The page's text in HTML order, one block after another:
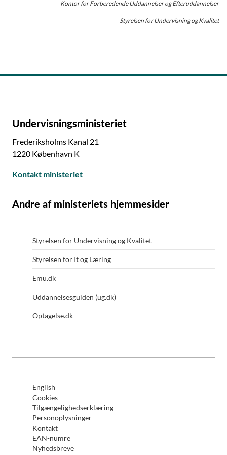
Hf-enkeltfag betragtes ikke som en
ungdomsuddannelse. Det betyder, at en ung, der går på
OBU, hvis den unge opfylder én af de andre betingelser
FGU-målgruppen (nr. 5).
øvrigt opfylder betingelserne for at få adgang til OBU (i
dette tilfælde betingelserne for personer under 25 år;
kalenderår, hvor barnet fylder 17 år eller har afsluttet
uddannelse, der er ligestillet med grundskolen.
Kontor for Forberedende Uddannelser og Efteruddannelser
Styrelsen for Undervisning og Kvalitet
Undervisningsministeriet
Frederiksholms Kanal 21
1220 København K
Kontakt ministeriet
Andre af ministeriets hjemmesider
Styrelsen for Undervisning og Kvalitet
Styrelsen for It og Læring
Emu.dk
Uddannelsesguiden (ug.dk)
Optagelse.dk
English
Cookies
Tilgængelighedserklæring
Personoplysninger
Kontakt
EAN-numre
Nyhedsbreve